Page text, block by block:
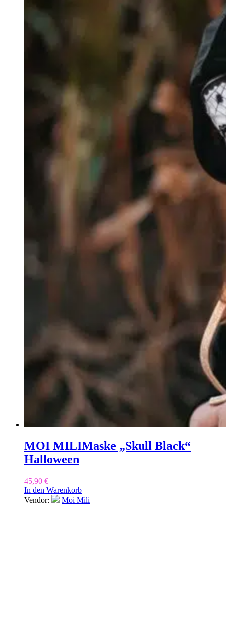
MOI MILIMaske „Skull Black“
Halloween
45,90 €
In den Warenkorb
Vendor:
Moi Mili